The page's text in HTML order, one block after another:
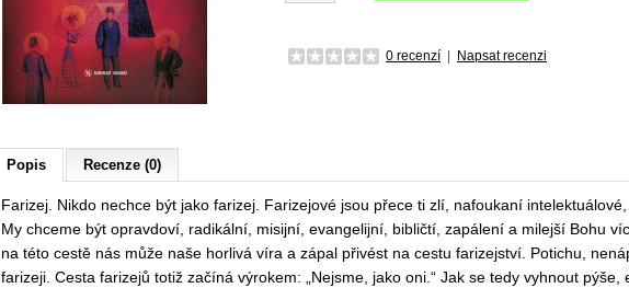
0 recenzí Napsat recenzi
Popis Recenze (0)
Farizej. Nikdo nechce být jako farizej. Farizejové jsou přece ti zlí, nafoukaní
My chceme být opravdoví, radikální, misijní, evangelijní, bibličtí, zapálení a milejší Bohu
na této cestě nás může naše horlivá víra a zápal přivést na cestu farizejství. Potichu,
farizeji. Cesta farizejů totiž začíná výrokem: „Nejsme, jako oni.“ Jak se tedy vyhnout